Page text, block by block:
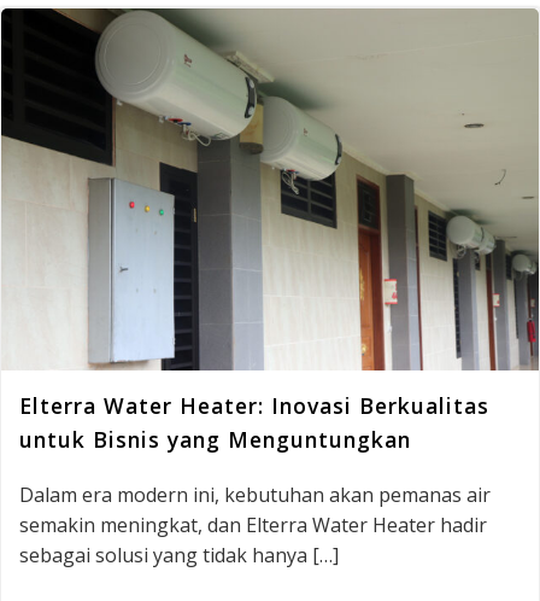
Elterra Water Heater: Inovasi Berkualitas
untuk Bisnis yang Menguntungkan
Dalam era modern ini, kebutuhan akan pemanas air
semakin meningkat, dan Elterra Water Heater hadir
sebagai solusi yang tidak hanya […]